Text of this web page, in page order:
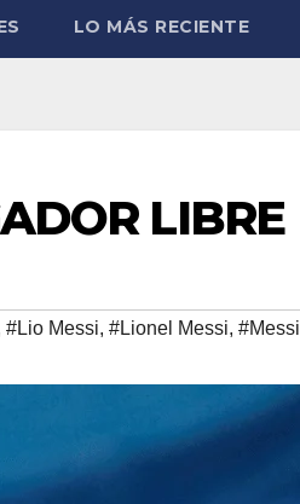
LO MÁS RECIENTE
LIBRE
#Lio Messi, #Lionel Messi, #Messi